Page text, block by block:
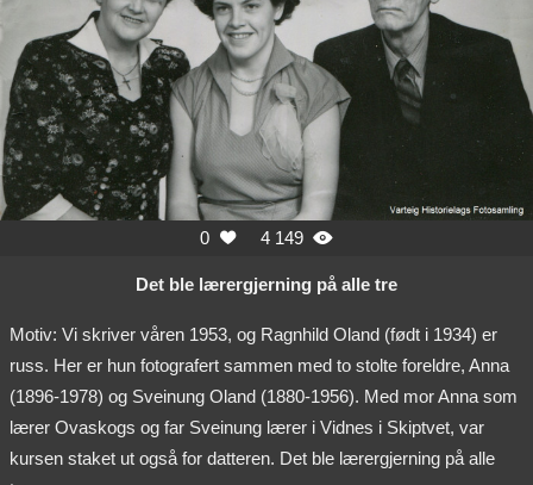
0  4 149 
Det ble lærergjerning på alle tre
Motiv: Vi skriver våren 1953, og Ragnhild Oland (født i 1934) er
russ. Her er hun fotografert sammen med to stolte foreldre, Anna
(1896-1978) og Sveinung Oland (1880-1956). Med mor Anna som
lærer Ovaskogs og far Sveinung lærer i Vidnes i Skiptvet, var
kursen staket ut også for datteren. Det ble lærergjerning på alle